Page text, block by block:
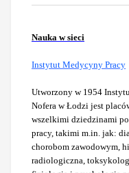
Nauka w sieci
Instytut Medycyny Pracy
Utworzony w 1954
Nofera w Łodzi jest
wszelkimi dziedzinami
pracy, takimi m.in. jak:
chorobom zawodowym,
radiologiczna,